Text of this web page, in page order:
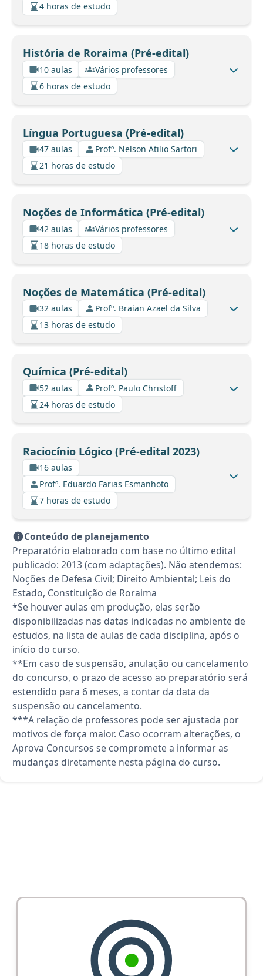
4 horas de estudo
História de Roraima (Pré-edital)
10 aulas
Vários professores
6 horas de estudo
Língua Portuguesa (Pré-edital)
47 aulas
Profº. Nelson Atilio Sartori
21 horas de estudo
Noções de Informática (Pré-edital)
42 aulas
Vários professores
18 horas de estudo
Noções de Matemática (Pré-edital)
32 aulas
Profº. Braian Azael da Silva
13 horas de estudo
Química (Pré-edital)
52 aulas
Profº. Paulo Christoff
24 horas de estudo
Raciocínio Lógico (Pré-edital 2023)
16 aulas
Profº. Eduardo Farias Esmanhoto
7 horas de estudo
Conteúdo de planejamento
Preparatório elaborado com base no último edital
publicado: 2013 (com adaptações). Não atendemos:
Noções de Defesa Civil; Direito Ambiental; Leis do
Estado, Constituição de Roraima
*Se houver aulas em produção, elas serão
disponibilizadas nas datas indicadas no ambiente de
estudos, na lista de aulas de cada disciplina, após o
início do curso.
**Em caso de suspensão, anulação ou cancelamento
do concurso, o prazo de acesso ao preparatório será
estendido para 6 meses, a contar da data da
suspensão ou cancelamento.
***A relação de professores pode ser ajustada por
motivos de força maior. Caso ocorram alterações, o
Aprova Concursos se compromete a informar as
mudanças diretamente nesta página do curso.